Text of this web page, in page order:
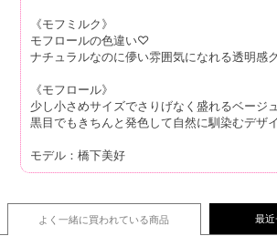
《モフミルク》
モフロールの色違い♡
ナチュラルなのに儚い雰囲気になれる透明感グ
《モフロール》
少し小さめサイズでさりげなく盛れるベージ
黒目でもきちんと発色して自然に馴染むデザイ
モデル：橋下美好
よく一緒に買われている商品 最